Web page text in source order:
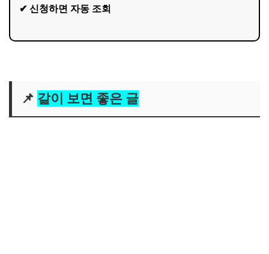
✔ 신청하면 자동 조회
📌 같이 보면 좋은 글